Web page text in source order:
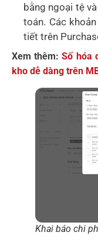
bằng ngoại tệ
toán. Các
tiết trên
Xem thêm:Số hóa
kho dễ dàng trên
Khai báo chi